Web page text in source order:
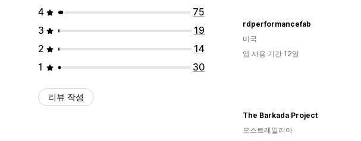
4
75
3
19
2
14
1
30
리뷰 작성
rdperformancefab
미국
앱 사용 기간 12일
The Barkada Project
오스트레일리아